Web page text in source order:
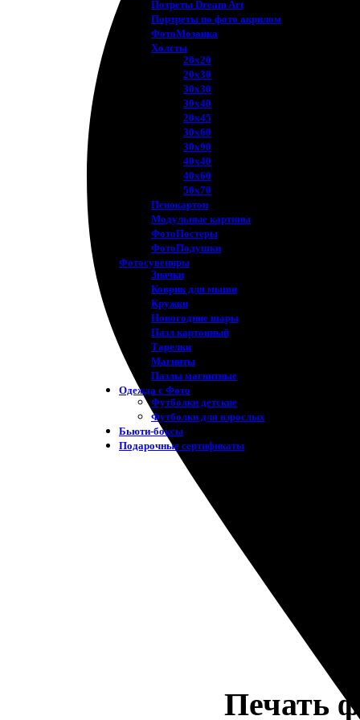
Потреты Dream Art
Портреты по фото акрилом
ФотоМозаика
Холсты
20х20
20х30
30х30
30х40
20х45
30х60
30х90
40х40
40х60
50х70
Пенокартон
Модульные картины
ФотоПостеры
ФотоПодушки
Фотоcувениры
Значки
Коврик для мыши
Кружки
Новогодние шары
Пазл картонный
Тарелки
Магниты
Пазлы магнитные
Одежда с Фото
Футболки детские
Футболки для взрослых
Бьюти-боксы
Подарочные сертификаты
Печать